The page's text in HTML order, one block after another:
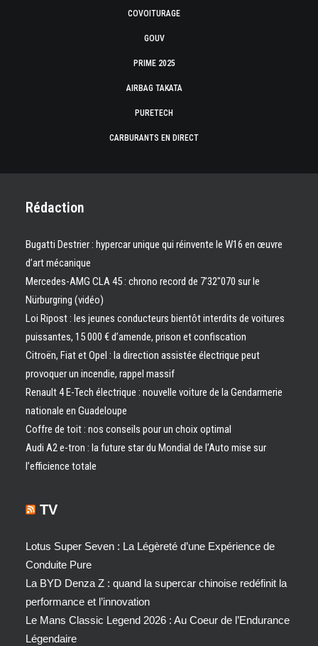
COVOITURAGE
GOUV
PRIME 2025
AIRBAG TAKATA
PURETECH
CARBURANTS EN DIRECT
Rédaction
Bugatti Destrier : hypercar unique qui réinvente le W16 en œuvre
d’art mécanique
Mercedes-AMG CLA 45 : chrono record de 7’32″070 sur le
Nürburgring (vidéo)
Loi Ripost : les jeunes conducteurs bientôt interdits de voitures
puissantes, 15 000 € d’amende, prison et confiscation
Citroën, Fiat et Opel : la direction assistée électrique peut
provoquer un incendie, rappel massif
Renault 4 E-Tech électrique : nouvelle voiture de la Gendarmerie
nationale en Guadeloupe
Coffre de toit : nos conseils pour un choix optimal
Audi A2 e-tron : la future star du Mondial de l’Auto mise sur
l’efficience totale
TV
Lotus Super Seven : La Légèreté d’une Expérience de
Conduite Pure
La BYD Denza Z : quand la supercar chinoise redéfinit la
performance et l’innovation
Le Mans Classic Legend 2026 : Au Coeur de l’Endurance
Légendaire